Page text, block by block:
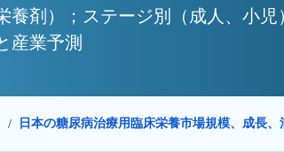
養剤）；ステージ別（成人、小
産業予測
/ 日本の糖尿病治療用臨床栄養市場規模、成長